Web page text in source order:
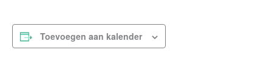
Toevoegen aan kalender